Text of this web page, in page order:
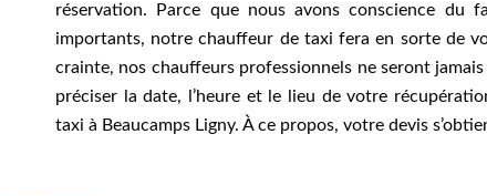
réservation. Parce que nous avons conscience du
importants, notre chauffeur de taxi fera en sorte de
crainte, nos chauffeurs professionnels ne seront
préciser la date, l’heure et le lieu de votre
taxi à Beaucamps Ligny. À ce propos, votre devis